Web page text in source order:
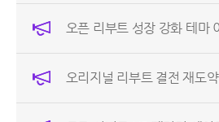
오픈 리부트 성장 강화 테마
오리지널 리부트 결전 재도